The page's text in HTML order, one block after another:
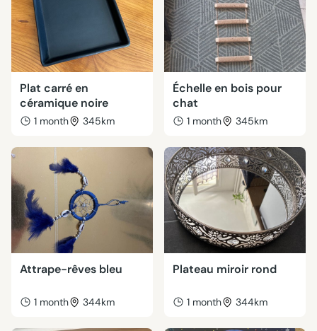
Plat carré en
céramique noire
1 month 345km
Échelle en bois pour
chat
1 month 345km
Attrape-rêves bleu
1 month 344km
Plateau miroir rond
1 month 344km